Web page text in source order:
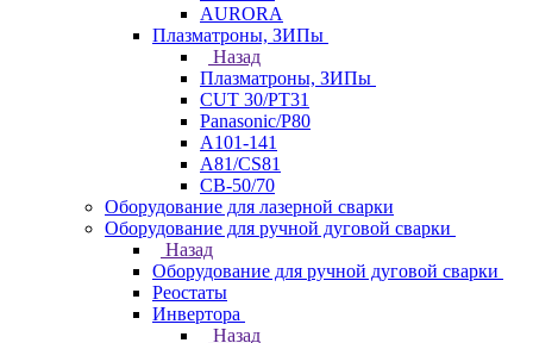
AURORA
Плазматроны, ЗИПы
Назад
Плазматроны, ЗИПы
CUT 30/PT31
Panasonic/P80
А101-141
А81/CS81
СВ-50/70
Оборудование для лазерной сварки
Оборудование для ручной дуговой сварки
Назад
Оборудование для ручной дуговой сварки
Реостаты
Инвертора
Назад